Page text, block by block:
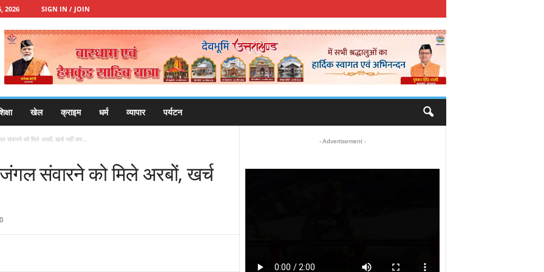
2026 SIGN IN / JOIN
खेल क्राइम धर्म व्यापार पर्यटन
संवारने को मिले अरबों, खर्च नहीं कर...
संवारने को मिले अरबों, खर्च
0
- Advertisement -